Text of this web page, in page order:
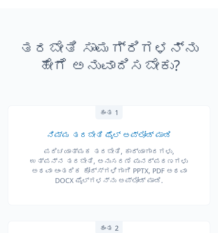
ತರಬೇತಿ ಸಾಮಗ್ರಿಗಳನ್ನು
ಹೇಗೆ ಅನುವಾದಿಸಬೇಕು?
ಹಂತ 1
ನಿಮ್ಮ ತರಬೇತಿ ಫೈಲ್ ಅಪ್‌ಲೋಡ್ ಮಾಡಿ
ಪರಿಚಯಾತ್ಮಕ ತರಬೇತಿ, ಕಾರ್ಯಾಗಾರಗಳು,
ಉತ್ಪನ್ನ ತರಬೇತಿ, ಅನುಸರಣೆ ಪುನರ್‌ಪಠಣಗಳು
ಅಥವಾ ಆಂತರಿಕ ಕೋರ್ಸ್‌ಗಳಿಗಾಗಿ PPTX, PDF ಅಥವಾ
DOCX ಫೈಲ್‌ಗಳನ್ನು ಅಪ್‌ಲೋಡ್ ಮಾಡಿ.
ಹಂತ 2